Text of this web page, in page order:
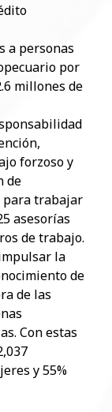
a personas
por
millones de
forzoso y
de
para trabajar
asesorías
de trabajo.
la
de
de las
Con estas
y 55%